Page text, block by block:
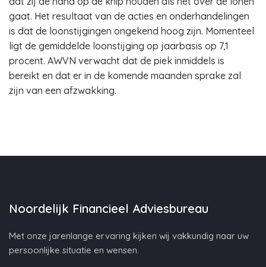
gaat. Het resultaat van de acties en onderhandelingen
is dat de loonstijgingen ongekend hoog zijn. Momenteel
ligt de gemiddelde loonstijging op jaarbasis op 7,1
procent. AWVN verwacht dat de piek inmiddels is
bereikt en dat er in de komende maanden sprake zal
zijn van een afzwakking.
Noordelijk Financieel Adviesbureau
Met onze jarenlange ervaring kijken wij vakkundig naar uw
persoonlijke situatie en wensen.